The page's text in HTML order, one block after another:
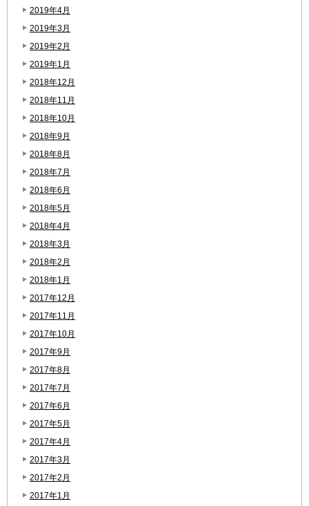
2019年4月
2019年3月
2019年2月
2019年1月
2018年12月
2018年11月
2018年10月
2018年9月
2018年8月
2018年7月
2018年6月
2018年5月
2018年4月
2018年3月
2018年2月
2018年1月
2017年12月
2017年11月
2017年10月
2017年9月
2017年8月
2017年7月
2017年6月
2017年5月
2017年4月
2017年3月
2017年2月
2017年1月